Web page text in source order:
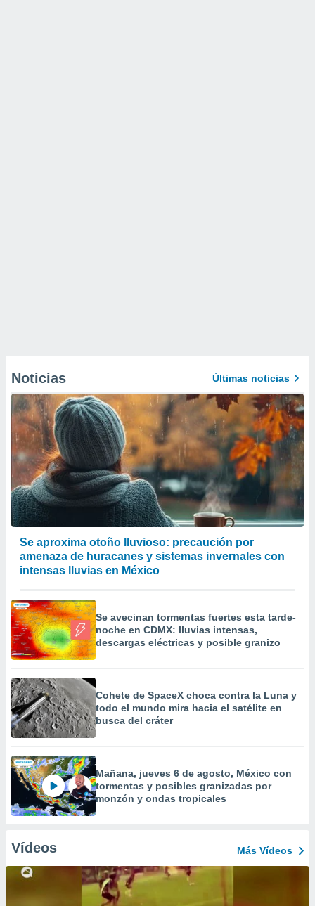
Noticias Últimas noticias
Se aproxima otoño lluvioso: precaución por
amenaza de huracanes y sistemas invernales con
intensas lluvias en México
Se avecinan tormentas fuertes esta tarde-
noche en CDMX: lluvias intensas,
descargas eléctricas y posible granizo
Cohete de SpaceX choca contra la Luna y
todo el mundo mira hacia el satélite en
busca del cráter
Mañana, jueves 6 de agosto, México con
tormentas y posibles granizadas por
monzón y ondas tropicales
Vídeos Más Vídeos